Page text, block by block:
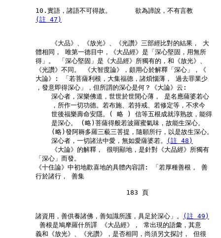
10.實語，諸語不可得故。      欲為諦說，不有言教
(註 47)
            《大品》、《放光》、《光讚》三部經比對的結果， 大
        體相同， 唯第一德目中，《大品經》是「深心堅固，用無所
        得」。 「深心堅固」是《大品經》所獨有的，和《放光》、
        《光讚》不同。 《大智度論》，頗用心於解釋「深心」，《
        大論》: 「若菩薩利根，大集福德，諸煩惱薄， 過去罪業少
        ，發意即得深心」，但所謂的深心是何？《大論》云:
            深心者，深樂佛道，世世於世閒心薄， 是名應薩婆若心
            ，所作一切功德。若布施、若持戒、若修定等，不求今
            世後福樂壽命安隱。( 略 ) 信等五根成就淳熟故，能得
            是深心。 (略)菩薩得般若波羅蜜氣味，故能生深心。
            (略)發阿耨多羅三藐三菩提，隨願所行，以是故生深心。
            深心者，一切諸法中愛，無如愛薩婆若。
(註 48)
            《大論》的解釋， 很明顯地，是針對《大品經》所獨有
        「深心」而發。
        《十住論》中初地歡喜地的具體內容謂: 「若厚種善根， 善
        行於諸行， 善集
                               183 頁
        諸資用，善供養諸佛，善知識所護，具足於深心」。
(註 49)
         善根是鳩摩羅什所譯 《大品經》， 常出現的語彙，其意
        義和《放光》、《光讚》，是否相同，尚須另文探討， 但很